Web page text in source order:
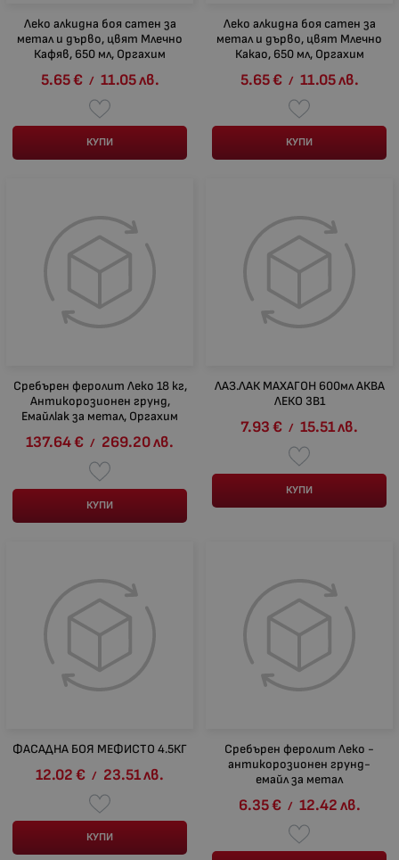
Леко алкидна боя сатен за
метал и дърво, цвят Млечно
Кафяв, 650 мл, Оргахим
5.65€ / 11.05лв.
КУПИ
Леко алкидна боя сатен за
метал и дърво, цвят Млечно
Какао, 650 мл, Оргахим
5.65€ / 11.05лв.
КУПИ
Сребърен феролит Леко 18 кг,
Антикорозионен грунд,
Eмайлlak за метал, Оргахим
137.64€ / 269.20лв.
КУПИ
ЛАЗ.ЛАК МАХАГОН 600мл АКВА
ЛЕКО 3В1
7.93€ / 15.51лв.
КУПИ
ФАСАДНА БОЯ МЕФИСТО 4.5КГ
12.02€ / 23.51лв.
КУПИ
Сребърен феролит Леко -
антикорозионен грунд-
емайл за метал
6.35€ / 12.42лв.